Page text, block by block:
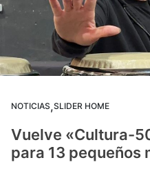
NOTICIAS,SLIDER HOME
Vuelve «Cultura-
para 13 pequeños